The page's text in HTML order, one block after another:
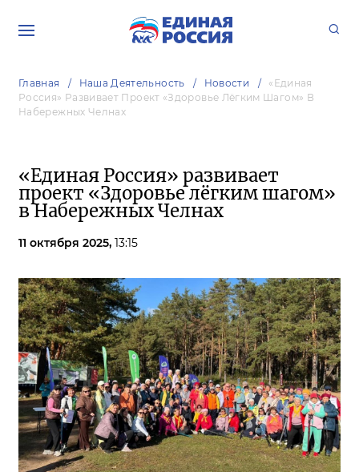
Главная Наша Деятельность Новости
«Единая
Россия» Развивает Проект «Здоровье Лёгким Шагом» В
Набережных Челнах
«Единая Россия» развивает
проект «Здоровье лёгким шагом»
в Набережных Челнах
11 октября 2025, 13:15